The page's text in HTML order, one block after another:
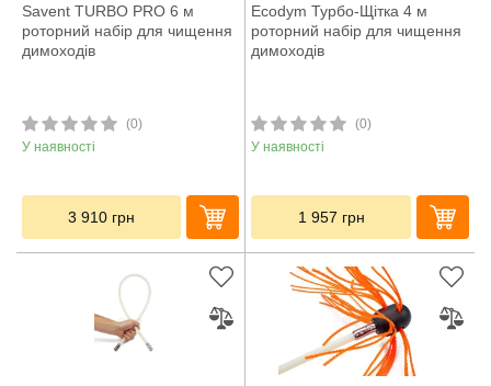
Savent TURBO PRO 6 м
роторний набір для чищення
димоходів
(0)
У наявності
3 910 грн
Ecodym Турбо-Щітка 4 м
роторний набір для чищення
димоходів
(0)
У наявності
1 957 грн